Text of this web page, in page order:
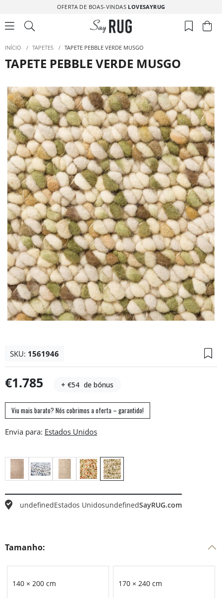
OFERTA DE BOAS-VINDAS LOVESAYRUG
INÍCIO / TAPETES / TAPETE PEBBLE VERDE MUSGO
TAPETE PEBBLE VERDE MUSGO
SKU: 1561946
€1.785 + €54 de bónus
Viu mais barato? Nós cobrimos a oferta – garantido!
Envia para:
undefinedEstados UnidosundefinedSayRUG.com
Tamanho:
140 × 200 cm 170 × 240 cm